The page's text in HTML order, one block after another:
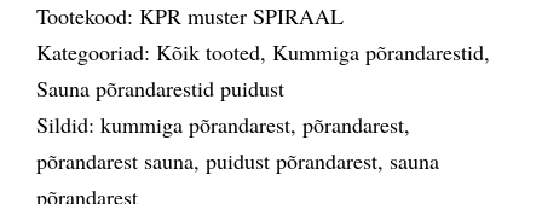
Tootekood: KPR muster SPIRAAL
Kategooriad: Kõik tooted, Kummiga põrandarestid,
Sauna põrandarestid puidust
Sildid: kummiga põrandarest, põrandarest,
põrandarest sauna, puidust põrandarest, sauna
põrandarest